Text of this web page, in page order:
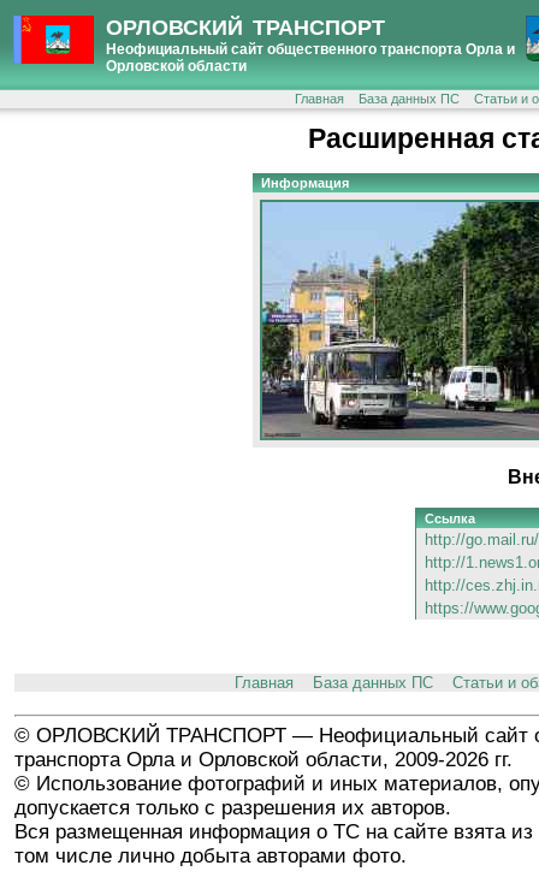
ОРЛОВСКИЙ ТРАНСПОРТ
Неофициальный сайт общественного транспорта Орла и
Орловской области
Главная База данных ПС Статьи и
Расширенная
Информация
Ссылка
http://
http://
http://
https://
Главная База данных ПС Статьи и
© ОРЛОВСКИЙ ТРАНСПОРТ — Неофициальный сайт
транспорта Орла и Орловской области, 2009-2026 гг.
© Использование фотографий и иных материалов,
допускается только с разрешения их авторов.
Вся размещенная информация о ТС на сайте взята из
том числе лично добыта авторами фото.